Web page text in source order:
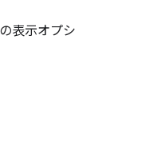
表示オプシ